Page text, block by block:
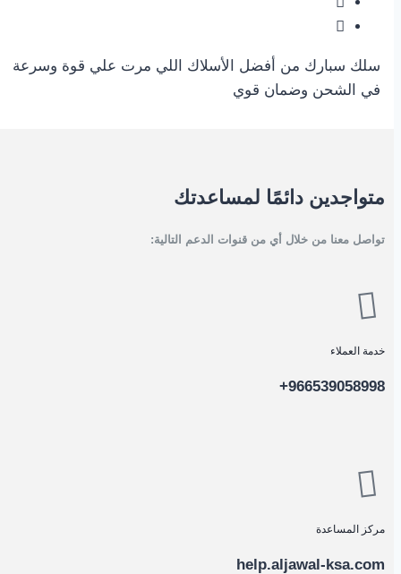
سلك سبارك من أفضل الأسلاك اللي مرت علي قوة وسرعة
في الشحن وضمان قوي
متواجدين دائمًا لمساعدتك
تواصل معنا من خلال أي من قنوات الدعم التالية:
خدمة العملاء
966539058998+
مركز المساعدة
help.aljawal-ksa.com